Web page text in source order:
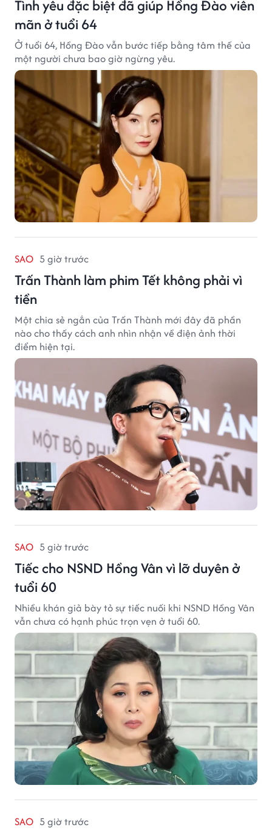
Tình yêu đặc biệt đã giúp Hồng Đào viên
mãn ở tuổi 64
Ở tuổi 64, Hồng Đào vẫn bước tiếp bằng tâm thế của
một người chưa bao giờ ngừng yêu.
SAO 5 giờ trước
Trấn Thành làm phim Tết không phải vì
tiền
Một chia sẻ ngắn của Trấn Thành mới đây đã phần
nào cho thấy cách anh nhìn nhận về điện ảnh thời
điểm hiện tại.
SAO 5 giờ trước
Tiếc cho NSND Hồng Vân vì lỡ duyên ở
tuổi 60
Nhiều khán giả bày tỏ sự tiếc nuối khi NSND Hồng Vân
vẫn chưa có hạnh phúc trọn vẹn ở tuổi 60.
SAO 5 giờ trước